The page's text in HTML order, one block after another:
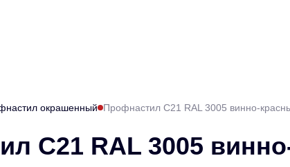
окрашенный Профнастил С21 RAL 3005 винно-
С21 RAL 3005